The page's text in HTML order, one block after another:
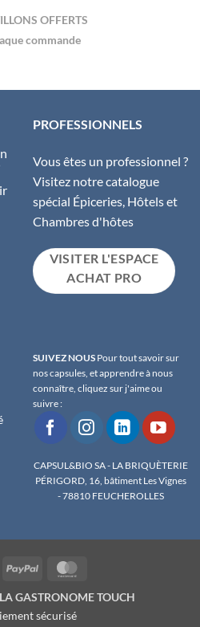
OFFERTS
commande
PROFESSIONNELS
Vous êtes un professionnel ?
Visitez notre catalogue
spécial Épiceries, Hôtels et
Chambres d'hôtes
VISITER L'ESPACE
ACHAT PRO
SUIVEZ NOUS Pour tout savoir sur
nos capsules, et apprendre à nous
connaître, cliquez sur j'aime ou
suivre :
CAPSUL&BIO SA - LA BRIQUÈTERIE
PÉRIGORD, 16, bâtiment Les Vignes
- 78810 FEUCHEROLLES
PayPal
LA GASTRONOME TOUCH
sécurisé